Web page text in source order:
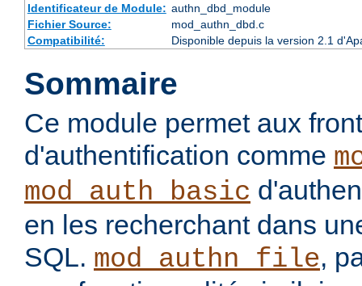
Identificateur de Module: authn_dbd_module
Fichier Source:
mod_authn_dbd.c
Compatibilité:
Disponible depuis la version 2.1
Sommaire
Ce module permet aux
d'authentification comme
mod_auth_basic
en les recherchant dans
SQL. mod_authn_file,